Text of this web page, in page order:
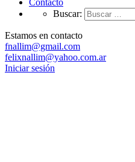
Contacto
Buscar:
Estamos en contacto
fnallim@gmail.com
felixnallim@yahoo.com.ar
Iniciar sesión